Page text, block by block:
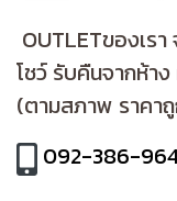
OUTLETของเร
โชว์ รับคืนจากห้า
(ตามสภาพ ราคา
092-386-